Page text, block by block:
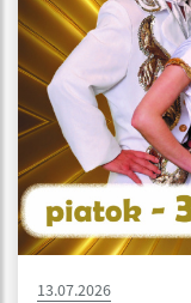
13.07.2026